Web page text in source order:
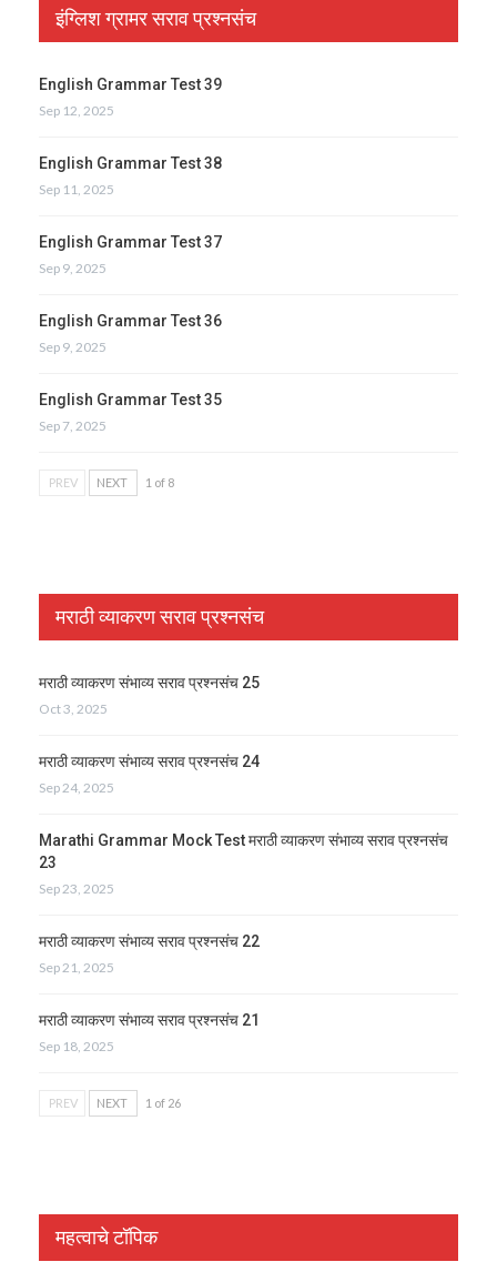
इंग्लिश ग्रामर सराव प्रश्नसंच
English Grammar Test 39
Sep 12, 2025
English Grammar Test 38
Sep 11, 2025
English Grammar Test 37
Sep 9, 2025
English Grammar Test 36
Sep 9, 2025
English Grammar Test 35
Sep 7, 2025
PREV NEXT 1 of 8
मराठी व्याकरण सराव प्रश्नसंच
मराठी व्याकरण संभाव्य सराव प्रश्नसंच 25
Oct 3, 2025
मराठी व्याकरण संभाव्य सराव प्रश्नसंच 24
Sep 24, 2025
Marathi Grammar Mock Test मराठी व्याकरण संभाव्य सराव प्रश्नसंच
23
Sep 23, 2025
मराठी व्याकरण संभाव्य सराव प्रश्नसंच 22
Sep 21, 2025
मराठी व्याकरण संभाव्य सराव प्रश्नसंच 21
Sep 18, 2025
PREV NEXT 1 of 26
महत्वाचे टॉपिक